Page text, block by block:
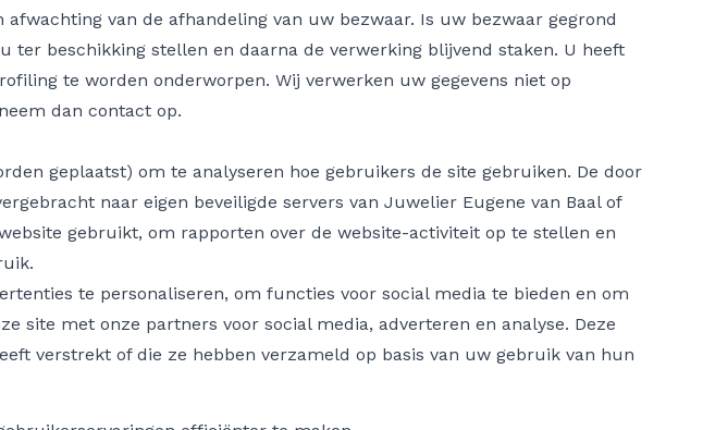
van de afhandeling van uw bezwaar. Is uw bezwaar gegrond
beschikking stellen en daarna de verwerking blijvend staken. U heeft
te worden onderworpen. Wij verwerken uw gegevens niet op
dan contact op.
geplaatst) om te analyseren hoe gebruikers de site gebruiken. De door
naar eigen beveiligde servers van Juwelier Eugene van Baal of
gebruikt, om rapporten over de website-activiteit op te stellen en
te personaliseren, om functies voor social media te bieden en om
site met onze partners voor social media, adverteren en analyse. Deze
verstrekt of die ze hebben verzameld op basis van uw gebruik van hun